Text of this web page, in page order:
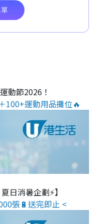
動節2026！
100+運動用品攤位🔥
日消暑企劃⚡】
張🔋送完即止 <